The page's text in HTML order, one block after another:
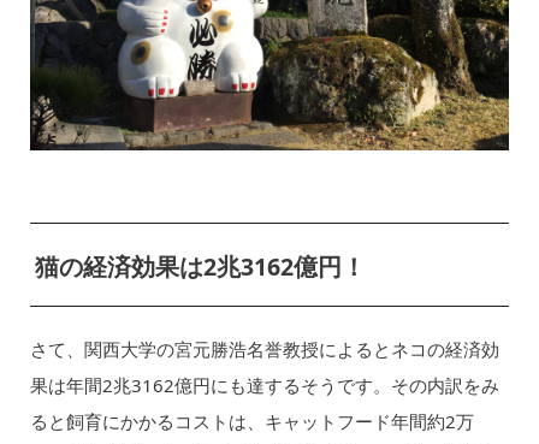
猫の経済効果は2兆3162億円！
さて、関西大学の宮元勝浩名誉教授によるとネコの経済効
果は年間2兆3162億円にも達するそうです。その内訳をみ
ると飼育にかかるコストは、キャットフード年間約2万